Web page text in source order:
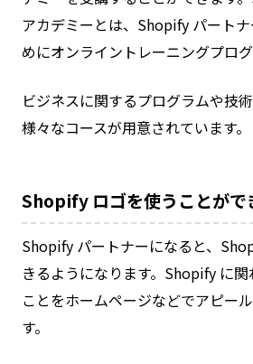
アカデミーとは、Shopify パート
めにオンライントレーニングプログ
ビジネスに関するプログラムや技
様々なコースが用意されています。
Shopify ロゴを使うことがで
Shopify パートナーになると、
きるようになります。Shopify に
ことをホームページなどでアピー
す。